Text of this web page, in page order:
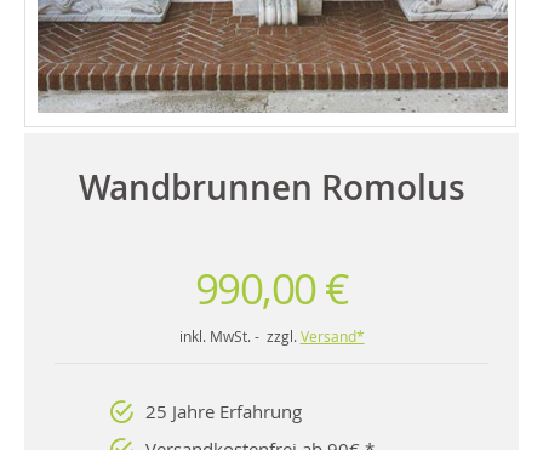
Wandbrunnen Romolus
990,00 €
inkl. MwSt. - zzgl. Versand*
25 Jahre Erfahrung